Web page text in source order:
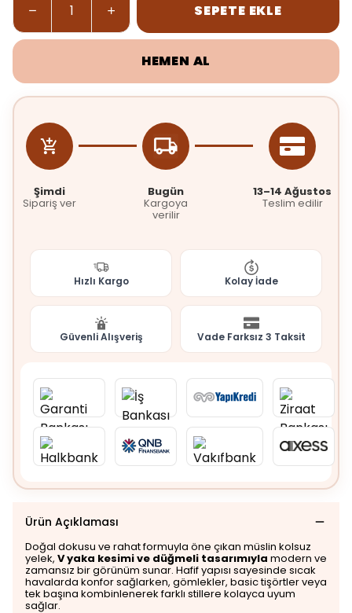
SEPETE EKLE
HEMEN AL
Şimdi
Sipariş ver
Bugün
Kargoya
verilir
13–14 Ağustos
Teslim edilir
Hızlı Kargo Kolay İade
Güvenli Alışveriş Vade Farksız 3 Taksit
Ürün Açıklaması
Doğal dokusu ve rahat formuyla öne çıkan müslin kolsuz
yelek, V yaka kesimi ve düğmeli tasarımıyla modern ve
zamansız bir görünüm sunar. Hafif yapısı sayesinde sıcak
havalarda konfor sağlarken, gömlekler, basic tişörtler veya
tek başına kombinlenerek farklı stillere kolayca uyum
sağlar.